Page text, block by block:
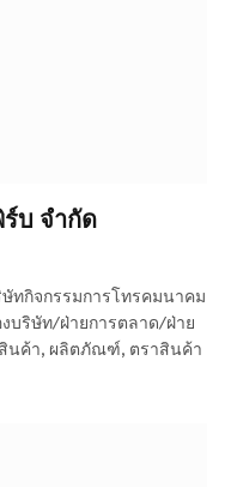
บ จำกัด
ทกิจกรรมการโทรคมนาคม
บริษัท/ฝ่ายการตลาด/ฝ่าย
นค้า, ผลิตภัณฑ์, ตราสินค้า